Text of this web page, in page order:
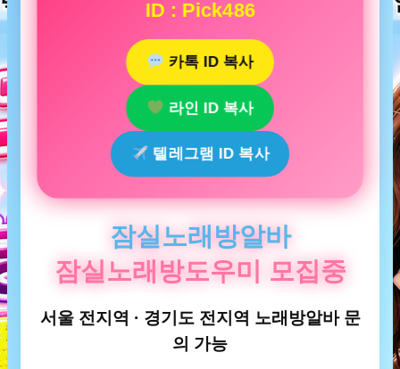
ID : Pick486
카톡 ID 복사
라인 ID 복사
텔레그램 ID 복사
잠실노래방알바
잠실노래방도우미 모집중
서울 전지역 · 경기도 전지역 노래방알바 문
의 가능